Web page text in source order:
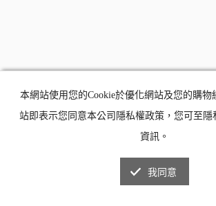
本網站使用您的Cookie於優化網站及您的購物
站即表示您同意本公司隱私權政策，您可至隱
資訊。
我同意